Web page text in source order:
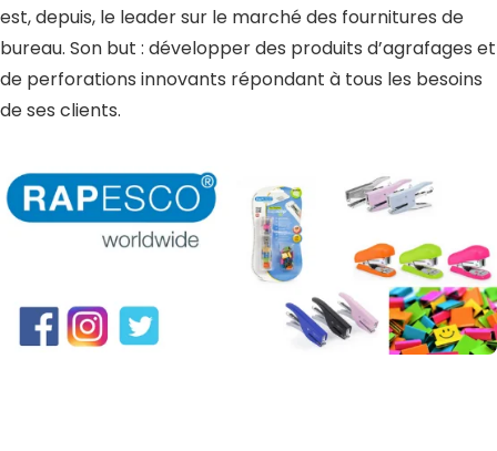
est, depuis, le leader sur le marché des fournitures de
bureau. Son but : développer des produits d’agrafages et
de perforations innovants répondant à tous les besoins
de ses clients.